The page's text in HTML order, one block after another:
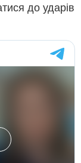
до ударів